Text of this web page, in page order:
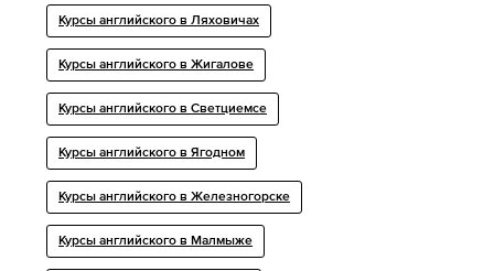
Курсы английского в Ляховичах
Курсы английского в Жигалове
Курсы английского в Светциемсе
Курсы английского в Ягодном
Курсы английского в Железногорске
Курсы английского в Малмыже